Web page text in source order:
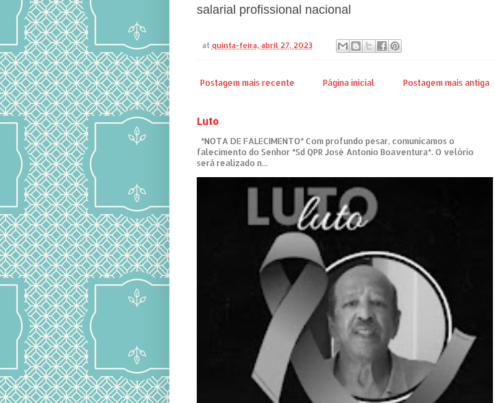
salarial profissional nacional
at quinta-feira, abril 27, 2023
Postagem mais recente Postagem mais antiga
Página inicial
Luto
*NOTA DE FALECIMENTO* Com profundo pesar, comunicamos o
falecimento do Senhor *Sd QPR José Antonio Boaventura*. O velório
será realizado n...